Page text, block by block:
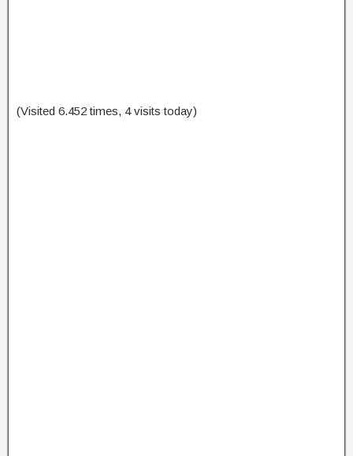
(Visited 6.452 times, 4 visits today)